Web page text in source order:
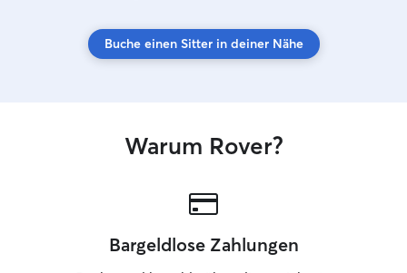
Buche einen Sitter in deiner Nähe
Warum Rover?
Bargeldlose Zahlungen